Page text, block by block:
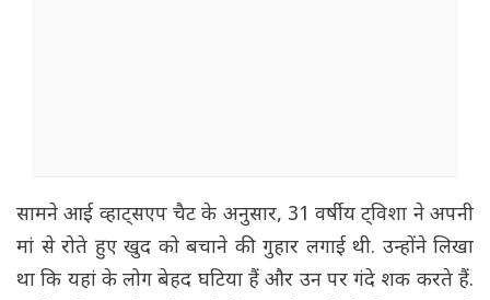
सामने आई व्हाट्सएप चैट के अनुसार, 31 वर्षीय ट्विशा ने अपनी
मां से रोते हुए खुद को बचाने की गुहार लगाई थी. उन्होंने लिखा
था कि यहां के लोग बेहद घटिया हैं और उन पर गंदे शक करते हैं.